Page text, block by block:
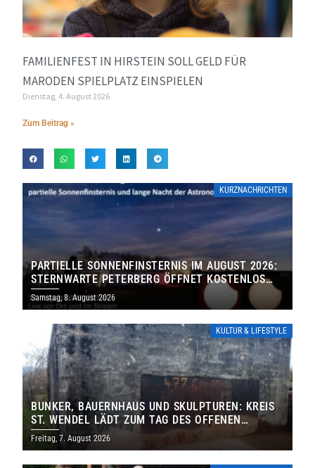
FAMILIENFEST IN HIRSTEIN SOLL GELD FÜR
MARODEN SPIELPLATZ EINSPIELEN
Dienstag, 4. August 2026
Zum Beitrag »
KURZNACHRICHTEN
PARTIELLE SONNENFINSTERNIS IM AUGUST 2026:
STERNWARTE PETERBERG ÖFFNET KOSTENLOS
IHRE TORE
Samstag, 8. August 2026
KULTUR & LIFESTYLE
BUNKER, BAUERNHAUS UND SKULPTUREN: KREIS
ST. WENDEL LÄDT ZUM TAG DES OFFENEN
DENKMALS EIN
Freitag, 7. August 2026